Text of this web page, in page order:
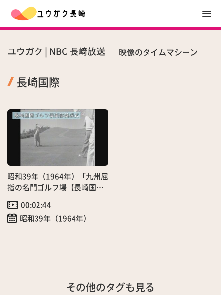
ユウガク | NBC 長崎放送 映像のタイムマシーン
長崎国際
昭和39年（1964年）「九州屈
指の名門ゴルフ場【長崎国際
（9/19）
00:02:44
昭和39年（1964年）
その他のタグも見る